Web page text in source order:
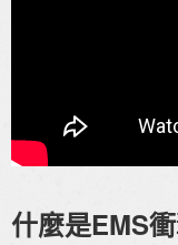
什麼是EMS